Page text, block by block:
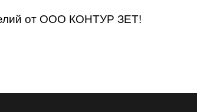
от ООО КОНТУР ЗЕТ!